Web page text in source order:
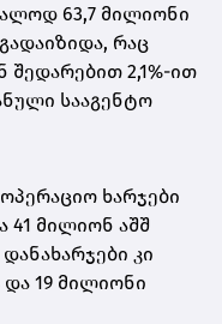
63,7 მილიონი
რაც
2,1%-ით
სააგენტო
ხარჯები
41 მილიონ აშშ
კი
19 მილიონი